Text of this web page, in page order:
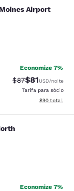
Moines
Airport
1119 avaliações
Economize 7%
Tarifa anterior
$87Tarifa com
$81USD/noite
Tarifa para sócio
Exibir
$90 total
883 avaliações
Economize 7%